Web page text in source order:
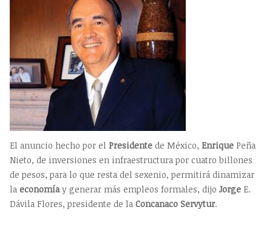
El anuncio hecho por el Presidente de México, Enrique Peña
Nieto, de inversiones en infraestructura por cuatro billones
de pesos, para lo que resta del sexenio, permitirá dinamizar
la economíay generar más empleos formales, dijo Jorge E.
Dávila Flores, presidente de la Concanaco Servytur.